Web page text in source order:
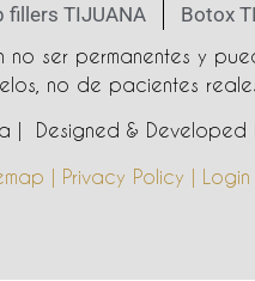
fillers TIJUANA Botox
ser permanentes y
no de pacientes
| Designed & Developed
| Privacy Policy | Login